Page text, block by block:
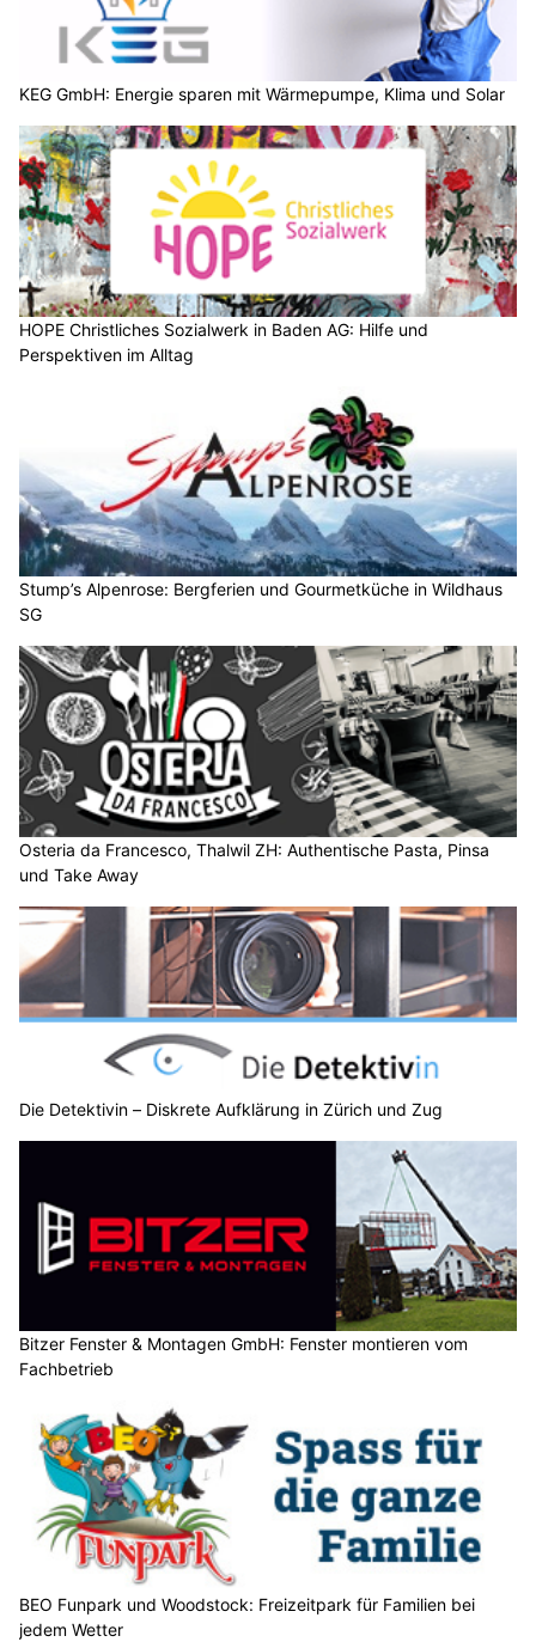
KEG GmbH: Energie sparen mit Wärmepumpe, Klima und Solar
HOPE Christliches Sozialwerk in Baden AG: Hilfe und
Perspektiven im Alltag
Stump’s Alpenrose: Bergferien und Gourmetküche in Wildhaus
SG
Osteria da Francesco, Thalwil ZH: Authentische Pasta, Pinsa
und Take Away
Die Detektivin – Diskrete Aufklärung in Zürich und Zug
Bitzer Fenster & Montagen GmbH: Fenster montieren vom
Fachbetrieb
BEO Funpark und Woodstock: Freizeitpark für Familien bei
jedem Wetter